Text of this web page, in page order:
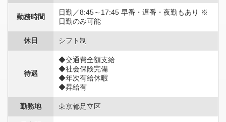
勤務時間
日勤／8:45～17:45 早番・遅番・夜勤もあり ※
日勤のみ可能
休日 シフト制
待遇
◆交通費全額支給
◆社会保険完備
◆年次有給休暇
◆昇給有
勤務地 東京都足立区